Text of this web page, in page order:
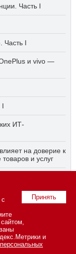
Часть I
Часть I
и vivo —
I
ИТ-
на доверие к
и услуг
правах и порядке
10. Телефон: +7
E-mail:
Принять
и